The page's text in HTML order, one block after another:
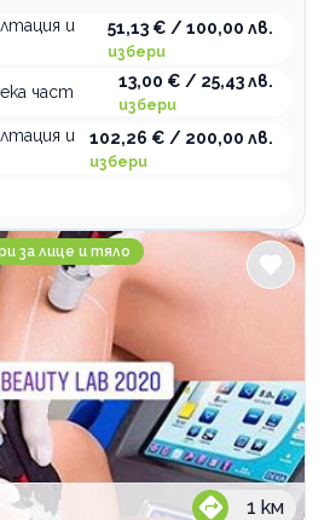
и
51,13 € / 100,00 лв.
избери
част
13,00 € / 25,43 лв.
избери
и
102,26 € / 200,00 лв.
избери
Fiore Beauty Lab
за лице и тяло
1 км